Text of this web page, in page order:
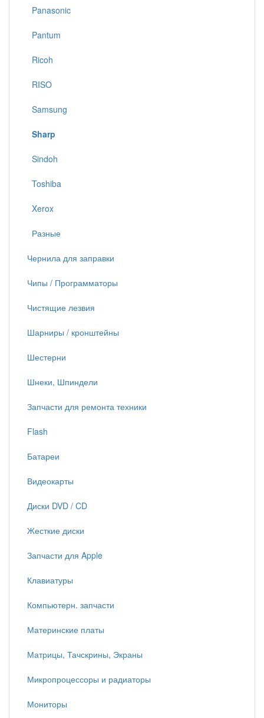
Panasonic
Pantum
Ricoh
RISO
Samsung
Sharp
Sindoh
Toshiba
Xerox
Разные
Чернила для заправки
Чипы / Программаторы
Чистящие лезвия
Шарниры / кронштейны
Шестерни
Шнеки, Шпиндели
Запчасти для ремонта техники
Flash
Батареи
Видеокарты
Диски DVD / CD
Жесткие диски
Запчасти для Apple
Клавиатуры
Компьютерн. запчасти
Материнские платы
Матрицы, Тачскрины, Экраны
Микропроцессоры и радиаторы
Мониторы